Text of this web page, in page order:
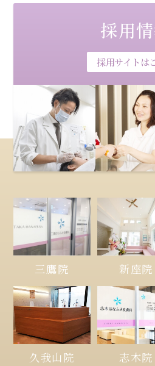
採用
採用サイトは
三鷹院 新座院
久我山院 志木院